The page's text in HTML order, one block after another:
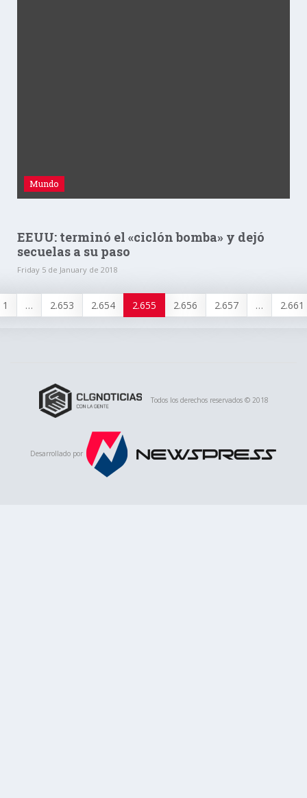
Mundo
EEUU: terminó el «ciclón bomba» y dejó
secuelas a su paso
Friday 5 de January de 2018
1 … 2.653 2.654 2.655 2.656 2.657 … 2.661
Todos los derechos reservados © 2018
Desarrollado por